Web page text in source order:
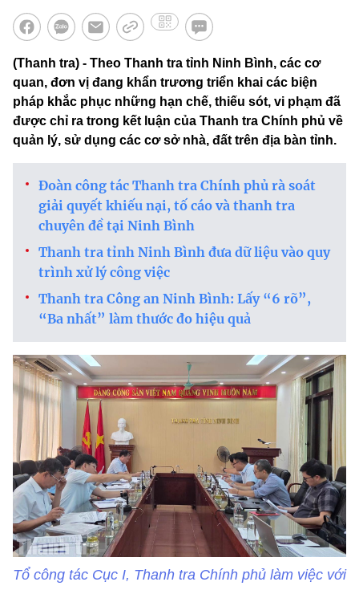
(Thanh tra) - Theo Thanh tra tỉnh Ninh Bình, các cơ
quan, đơn vị đang khẩn trương triển khai các biện
pháp khắc phục những hạn chế, thiếu sót, vi phạm đã
được chỉ ra trong kết luận của Thanh tra Chính phủ về
quản lý, sử dụng các cơ sở nhà, đất trên địa bàn tỉnh.
Đoàn công tác Thanh tra Chính phủ rà soát
giải quyết khiếu nại, tố cáo và thanh tra
chuyên đề tại Ninh Bình
Thanh tra tỉnh Ninh Bình đưa dữ liệu vào quy
trình xử lý công việc
Thanh tra Công an Ninh Bình: Lấy “6 rõ”,
“Ba nhất” làm thước đo hiệu quả
Tổ công tác Cục I, Thanh tra Chính phủ làm việc với